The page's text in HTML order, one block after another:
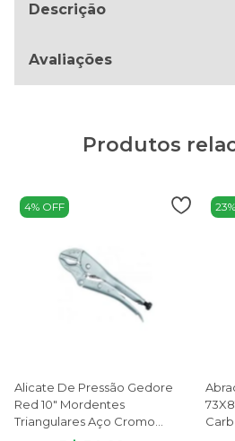
Descrição
Avaliações
Produtos
4% OFF
Alicate De Pressão Gedore
Red 10" Mordentes
Triangulares Aço Cromo